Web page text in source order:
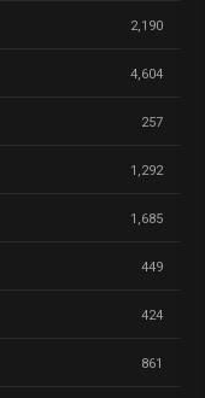
2,190
4,604
257
1,292
1,685
449
424
861